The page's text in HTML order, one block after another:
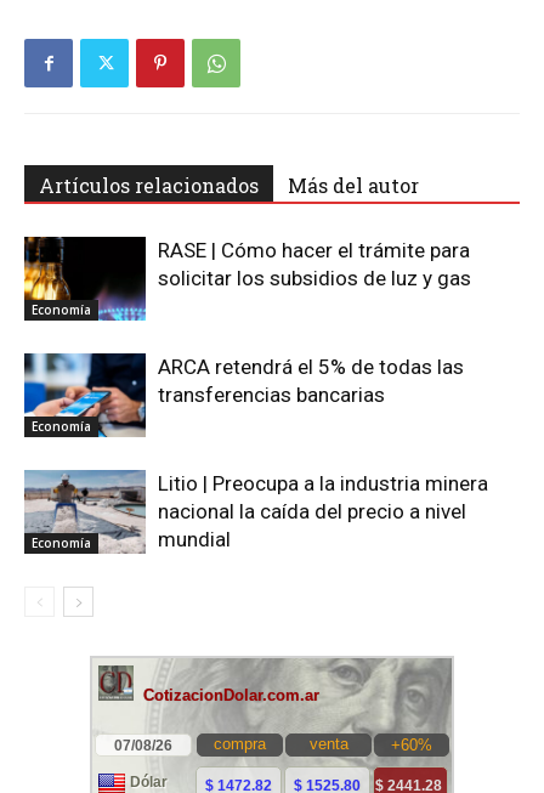
Artículos relacionados Más del autor
Economía
RASE | Cómo hacer el trámite para
solicitar los subsidios de luz y gas
Economía
ARCA retendrá el 5% de todas las
transferencias bancarias
Economía
Litio | Preocupa a la industria minera
nacional la caída del precio a nivel
mundial